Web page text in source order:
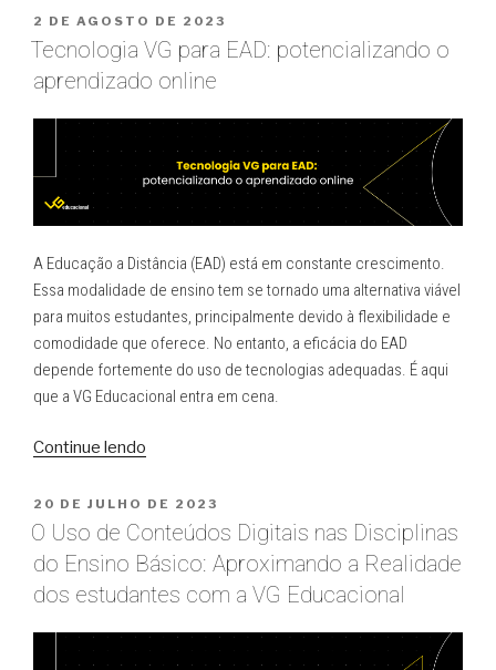
estudantes
a
conseguir
4.0”
PUBLICADO
EM
2 DE AGOSTO DE 2023
Tecnologia VG para EAD: potencializando o
aprendizado online
A Educação a Distância (EAD) está em constante crescimento.
Essa modalidade de ensino tem se tornado uma alternativa viável
para muitos estudantes, principalmente devido à flexibilidade e
comodidade que oferece. No entanto, a eficácia do EAD
depende fortemente do uso de tecnologias adequadas. É aqui
que a VG Educacional entra em cena.
Continue lendo
para
EAD:
potencializando
aprendizado
online”
PUBLICADO
EM
20 DE JULHO DE 2023
O Uso de Conteúdos Digitais nas Disciplinas
do Ensino Básico: Aproximando a Realidade
dos estudantes com a VG Educacional